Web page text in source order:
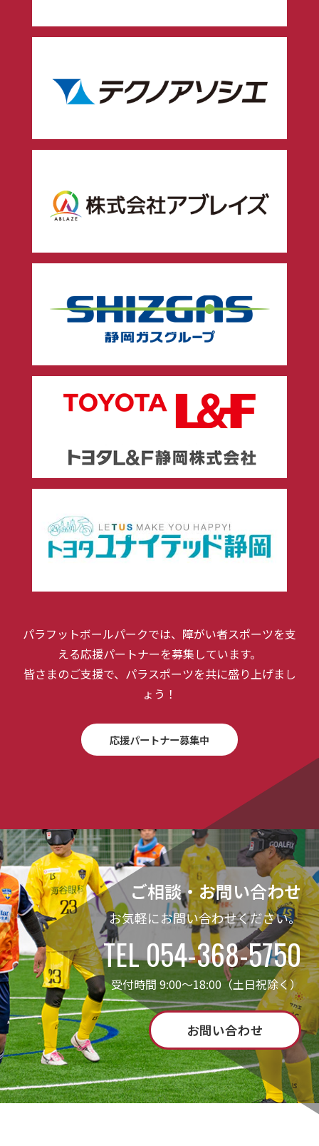
パラフットボールパークでは、障がい者スポーツを支
える応援パートナーを募集しています。
皆さまのご支援で、パラスポーツを共に盛り上げまし
ょう！
応援パートナー募集中
ご相談・お問い合わせ
お気軽にお問い合わせください。
TEL 054-368-5750
受付時間 9:00～18:00（土日祝除く）
お問い合わせ